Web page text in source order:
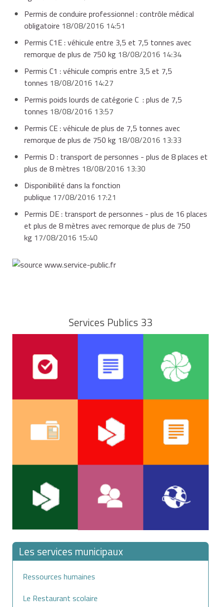
Permis de conduire professionnel : contrôle médical
obligatoire 18/08/2016 14:51
Permis C1E : véhicule entre 3,5 et 7,5 tonnes avec
remorque de plus de 750 kg 18/08/2016 14:34
Permis C1 : véhicule compris entre 3,5 et 7,5
tonnes 18/08/2016 14:27
Permis poids lourds de catégorie C : plus de 7,5
tonnes 18/08/2016 13:57
Permis CE : véhicule de plus de 7,5 tonnes avec
remorque de plus de 750 kg 18/08/2016 13:33
Permis D : transport de personnes - plus de 8 places et
plus de 8 mètres 18/08/2016 13:30
Disponibilité dans la fonction
publique 17/08/2016 17:21
Permis DE : transport de personnes - plus de 16 places
et plus de 8 mètres avec remorque de plus de 750
kg 17/08/2016 15:40
Services Publics 33
Les services municipaux
Ressources humaines
Le Restaurant scolaire